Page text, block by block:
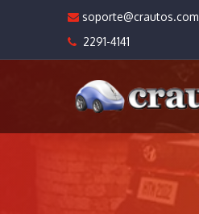
soporte@crautos.com
2291-4141